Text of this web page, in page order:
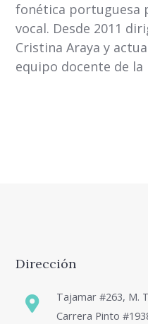
fonética portuguesa
vocal. Desde 2011
Cristina Araya y
equipo docente de la
Dirección
Tajamar #263, M.
Carrera Pinto